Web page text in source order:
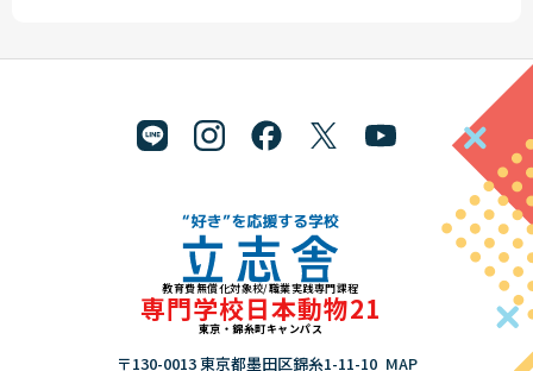
"好き"を応援する学校 立志舎
教育費無償化対象校/職業実践専門課程
専門学校日本動物21
東京・錦糸町キャンパス
〒130-0013 東京都墨田区錦糸1-11-10 MAP